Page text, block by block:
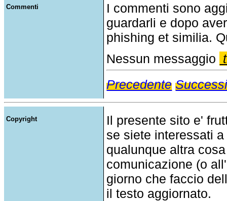
Commenti
I commenti sono
guardarli e dopo
phishing et similia.
Nessun messaggio
Precedente
Copyright
Il presente sito e'
se siete interessati
qualunque altra
comunicazione (o
giorno che faccio
il testo aggiornato.